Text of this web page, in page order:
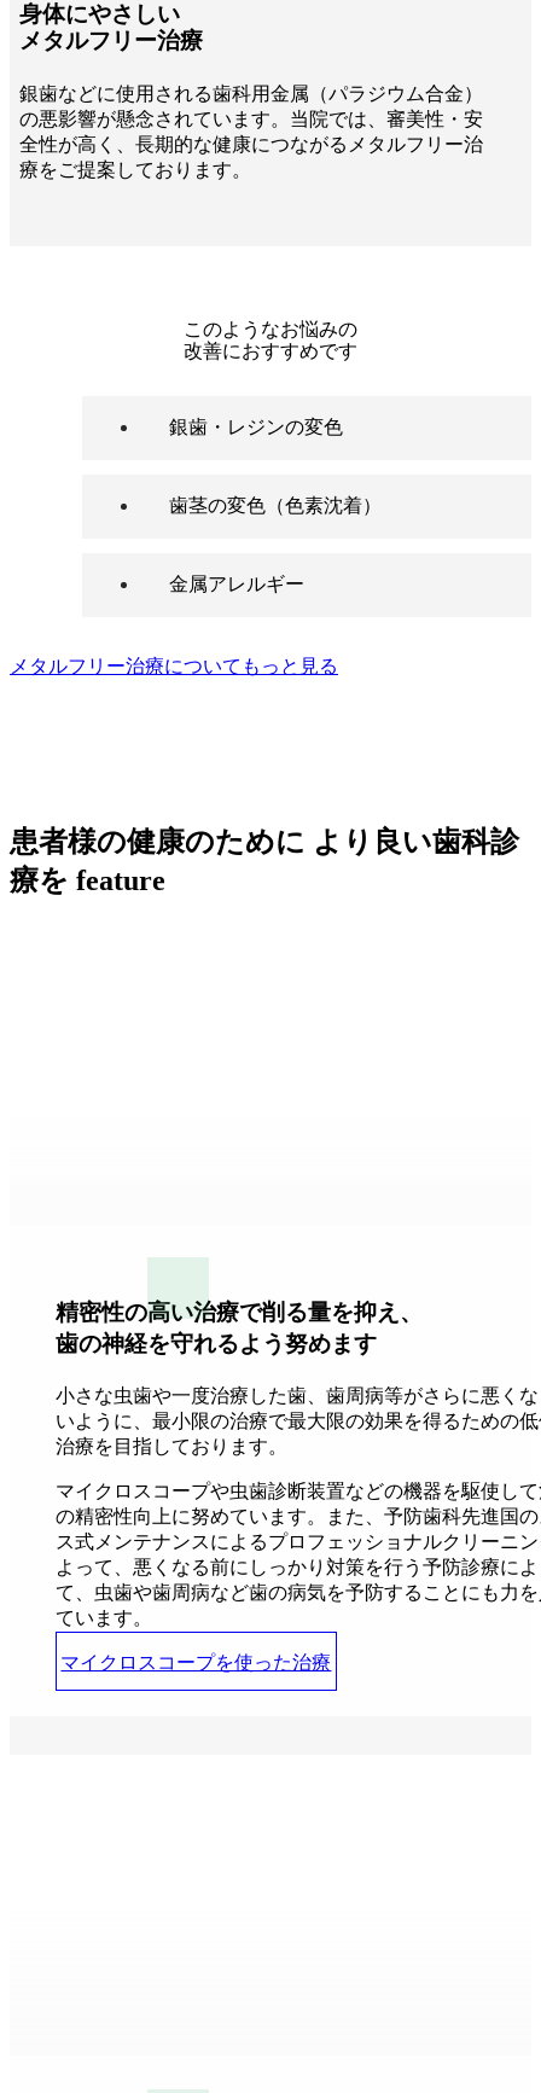
身体にやさしい
メタルフリー治療
銀歯などに使用される歯科用金属（パラジウム合金）
の悪影響が懸念されています。当院では、審美性・安
全性が高く、長期的な健康につながるメタルフリー治
療をご提案しております。
このようなお悩みの
改善におすすめです
銀歯・レジンの変色
歯茎の変色（色素沈着）
金属アレルギー
メタルフリー治療についてもっと見る
患者様の健康のために より良い歯科診
療を feature
精密性の高い治療で削る量を抑え、
歯の神経を守れるよう努めます
小さな虫歯や一度治療した歯、歯周病等がさらに悪く
いように、最小限の治療で最大限の効果を得るための
治療を目指しております。
マイクロスコープや虫歯診断装置などの機器を駆使し
の精密性向上に努めています。また、予防歯科先進国
ス式メンテナンスによるプロフェッショナルクリーニ
よって、悪くなる前にしっかり対策を行う予防診療に
て、虫歯や歯周病など歯の病気を予防することにも力
ています。
マイクロスコープを使った治療